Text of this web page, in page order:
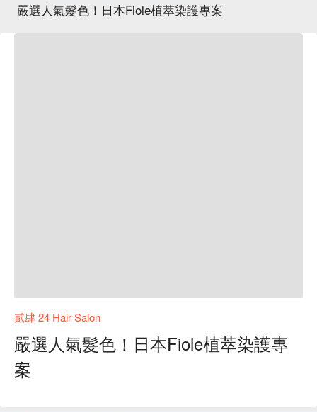
嚴選人氣髮色！日本Fiole植萃染護專案
貳肆 24 Hair Salon
嚴選人氣髮色！日本Fiole植萃染護專
案